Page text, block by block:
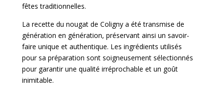
fêtes traditionnelles.
La recette du nougat de Coligny a été transmise de
génération en génération, préservant ainsi un savoir-
faire unique et authentique. Les ingrédients utilisés
pour sa préparation sont soigneusement sélectionnés
pour garantir une qualité irréprochable et un goût
inimitable.